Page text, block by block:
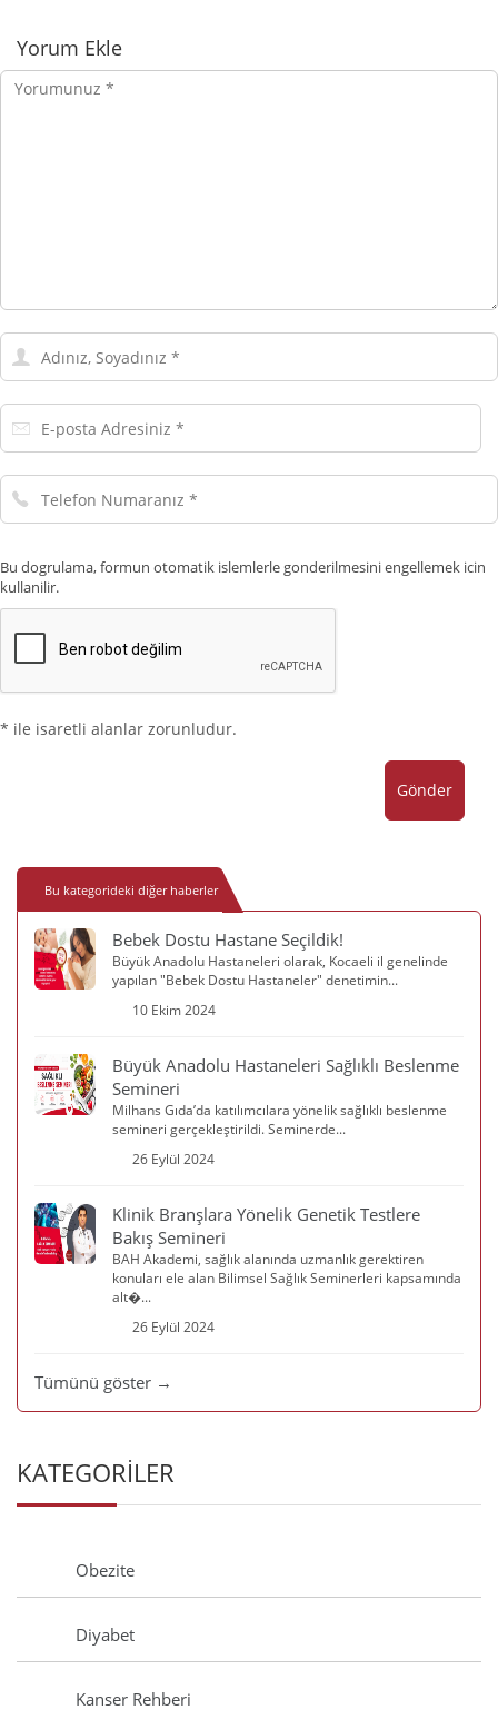
Yorumlar
Yorum Ekle
Yorumunuz
Adınız,
Soyadınız
E-
posta
Telefon
Numaranız
Bu dogrulama, formun otomatik islemlerle gonderilmesini engellemek icin
kullanilir.
* ile isaretli alanlar zorunludur.
Gönder
Bu kategorideki diğer haberler
Bebek Dostu Hastane Seçildik!
Büyük Anadolu Hastaneleri olarak, Kocaeli il genelinde
yapılan "Bebek Dostu Hastaneler" denetimin...
10 Ekim 2024
Büyük Anadolu Hastaneleri Sağlıklı Beslenme
Semineri
Milhans Gıda’da katılımcılara yönelik sağlıklı beslenme
semineri gerçekleştirildi. Seminerde...
26 Eylül 2024
Klinik Branşlara Yönelik Genetik Testlere
Bakış Semineri
BAH Akademi, sağlık alanında uzmanlık gerektiren
konuları ele alan Bilimsel Sağlık Seminerleri kapsamında
alt�...
26 Eylül 2024
Tümünü göster →
KATEGORİLER
Obezite
Diyabet
Kanser Rehberi